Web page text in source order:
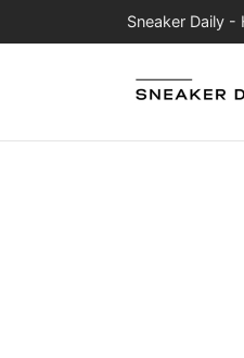
Sneaker Daily